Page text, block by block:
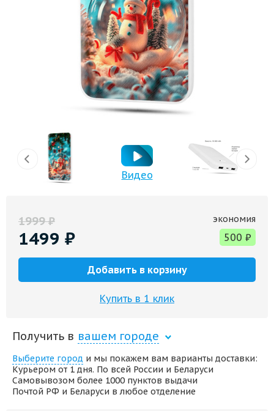
Видео
1999₽
1499 ₽
экономия
500 ₽
Добавить в корзину
Купить в 1 клик
Получить в вашем городе
Выберите город и мы покажем вам варианты доставки:
Курьером от 1 дня. По всей России и Беларуси
Самовывозом более 1000 пунктов выдачи
Почтой РФ и Беларуси в любое отделение